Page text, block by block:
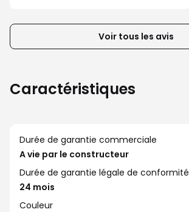
la
liste
Voir tous les avis
Caractéristiques
Durée de garantie commerciale
A vie par le constructeur
Durée de garantie légale de conformité
24 mois
Couleur